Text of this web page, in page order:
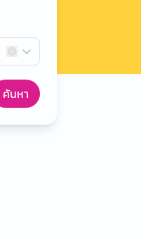
ค้นหา